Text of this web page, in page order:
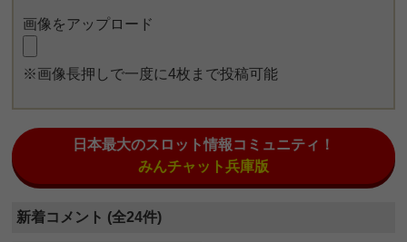
画像をアップロード
※画像長押しで一度に4枚まで投稿可能
日本最大のスロット情報コミュニティ！
みんチャット兵庫版
新着コメント (全24件)